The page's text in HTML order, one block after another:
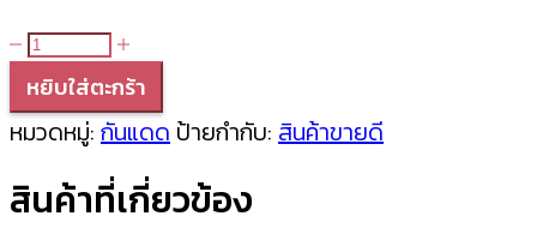
จำนวน
ACNE
LOTION
ml
หยิบใส่ตะกร้า
หมวดหมู่: กันแดด ป้ายกำกับ: สินค้าขายดี
สินค้าที่เกี่ยวข้อง